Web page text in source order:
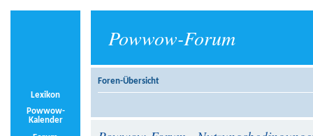
Powwow-Forum
Lexikon
Powwow-
Kalender
Foren-Übersicht